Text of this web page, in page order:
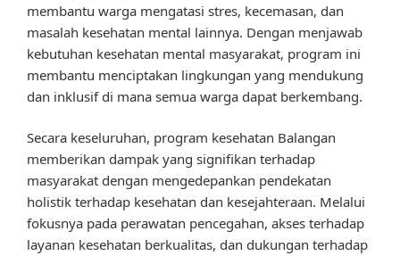
membantu warga mengatasi stres, kecemasan, dan
masalah kesehatan mental lainnya. Dengan menjawab
kebutuhan kesehatan mental masyarakat, program ini
membantu menciptakan lingkungan yang mendukung
dan inklusif di mana semua warga dapat berkembang.
Secara keseluruhan, program kesehatan Balangan
memberikan dampak yang signifikan terhadap
masyarakat dengan mengedepankan pendekatan
holistik terhadap kesehatan dan kesejahteraan. Melalui
fokusnya pada perawatan pencegahan, akses terhadap
layanan kesehatan berkualitas, dan dukungan terhadap